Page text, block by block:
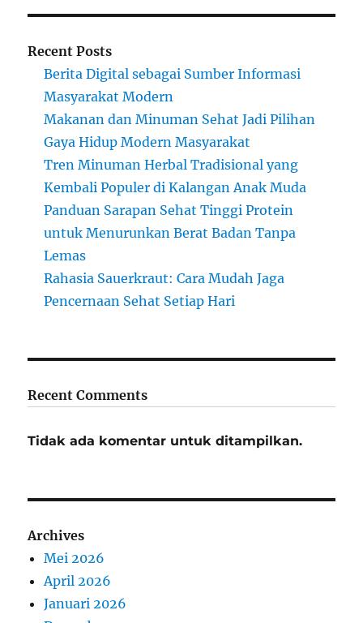
Recent Posts
Berita Digital sebagai Sumber Informasi
Masyarakat Modern
Makanan dan Minuman Sehat Jadi Pilihan
Gaya Hidup Modern Masyarakat
Tren Minuman Herbal Tradisional yang
Kembali Populer di Kalangan Anak Muda
Panduan Sarapan Sehat Tinggi Protein
untuk Menurunkan Berat Badan Tanpa
Lemas
Rahasia Sauerkraut: Cara Mudah Jaga
Pencernaan Sehat Setiap Hari
Recent Comments
Tidak ada komentar untuk ditampilkan.
Archives
Mei 2026
April 2026
Januari 2026